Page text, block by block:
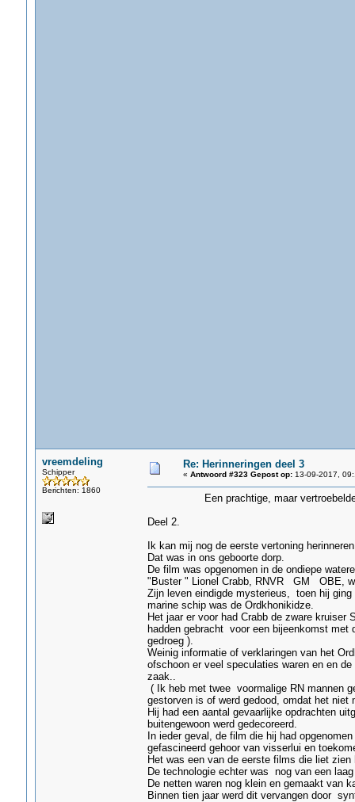
vreemdeling
Schipper
Berichten: 1860
Re: Herinneringen deel 3
« Antwoord #323 Gepost op:13-09-2017,
Een prachtige, maar vertroebelde
Deel 2.
Ik kan mij nog de eerste vertoning
Dat was in ons geboorte dorp.
De film was opgenomen in de ondiepe
"Buster " Lionel Crabb, RNVR GM OBE,
Zijn leven eindigde mysterieus, toen hij
marine schip was de Ordkhonikidze.
Het jaar er voor had Crabb de zware
hadden gebracht voor een bijeenkomst met
gedroeg ).
Weinig informatie of verklaringen van het
ofschoon er veel speculaties waren en en
zaak..
( Ik heb met twee voormalige RN mannen
gestorven is of werd gedood, omdat het niet
Hij had een aantal gevaarlijke opdrachten
buitengewoon werd gedecoreerd.
In ieder geval, de film die hij had
gefascineerd gehoor van visserlui en
Het was een van de eerste films die liet
De technologie echter was nog van een
De netten waren nog klein en gemaakt van
Binnen tien jaar werd dit vervangen door